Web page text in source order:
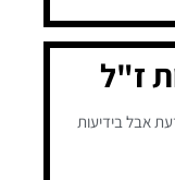
ז"ל
אבל בידיעות